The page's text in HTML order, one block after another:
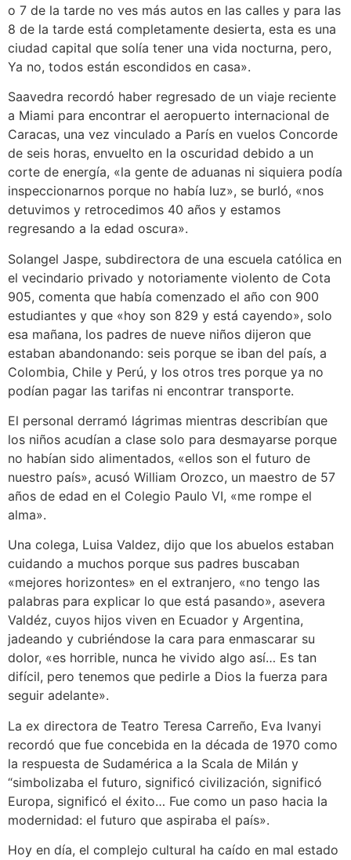
o 7 de la tarde no ves más autos en las calles y para las
8 de la tarde está completamente desierta, esta es una
ciudad capital que solía tener una vida nocturna, pero,
Ya no, todos están escondidos en casa».
Saavedra recordó haber regresado de un viaje reciente
a Miami para encontrar el aeropuerto internacional de
Caracas, una vez vinculado a París en vuelos Concorde
de seis horas, envuelto en la oscuridad debido a un
corte de energía, «la gente de aduanas ni siquiera podía
inspeccionarnos porque no había luz», se burló, «nos
detuvimos y retrocedimos 40 años y estamos
regresando a la edad oscura».
Solangel Jaspe, subdirectora de una escuela católica en
el vecindario privado y notoriamente violento de Cota
905, comenta que había comenzado el año con 900
estudiantes y que «hoy son 829 y está cayendo», solo
esa mañana, los padres de nueve niños dijeron que
estaban abandonando: seis porque se iban del país, a
Colombia, Chile y Perú, y los otros tres porque ya no
podían pagar las tarifas ni encontrar transporte.
El personal derramó lágrimas mientras describían que
los niños acudían a clase solo para desmayarse porque
no habían sido alimentados, «ellos son el futuro de
nuestro país», acusó William Orozco, un maestro de 57
años de edad en el Colegio Paulo VI, «me rompe el
alma».
Una colega, Luisa Valdez, dijo que los abuelos estaban
cuidando a muchos porque sus padres buscaban
«mejores horizontes» en el extranjero, «no tengo las
palabras para explicar lo que está pasando», asevera
Valdéz, cuyos hijos viven en Ecuador y Argentina,
jadeando y cubriéndose la cara para enmascarar su
dolor, «es horrible, nunca he vivido algo así… Es tan
difícil, pero tenemos que pedirle a Dios la fuerza para
seguir adelante».
La ex directora de Teatro Teresa Carreño, Eva Ivanyi
recordó que fue concebida en la década de 1970 como
la respuesta de Sudamérica a la Scala de Milán y
“simbolizaba el futuro, significó civilización, significó
Europa, significó el éxito… Fue como un paso hacia la
modernidad: el futuro que aspiraba el país».
Hoy en día, el complejo cultural ha caído en mal estado